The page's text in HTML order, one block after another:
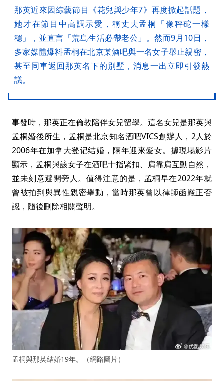
那英近來因綜藝節目《花兒與少年7》再度掀起話題，
她才在節目中高調示愛，稱丈夫孟桐「像秤砣一樣
穩」，並直言「荒島生活必帶老公」。然而9月10日，
多家媒體爆料孟桐在北京某酒吧與一名女子舉止親密，
甚至同車返回那英名下的別墅，消息一出立即引發熱
議。
事發時，那英正在倫敦陪伴女兒留學。這名女兒是那英與
孟桐婚後所生，孟桐是北京知名酒吧VICS創辦人，2人於
2006年在加拿大登记结婚，隔年迎來愛女。據現場影片
顯示，孟桐與該女子在酒吧十指緊扣、肩靠肩互動自然，
並未刻意避開旁人。值得注意的是，孟桐早在2022年就
曾被拍到與異性親密舉動，當時那英曾以律師函嚴正否
認，隨後刪除相關聲明。
孟桐與那英結婚19年。（網路圖片）